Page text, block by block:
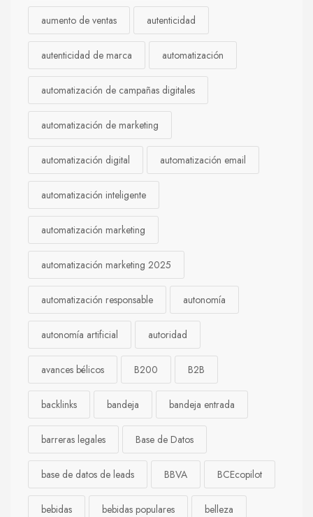
aumento de ventas autenticidad
autenticidad de marca automatización
automatización de campañas digitales
automatización de marketing
automatización digital automatización email
automatización inteligente
automatización marketing
automatización marketing 2025
automatización responsable autonomía
autonomía artificial autoridad
avances bélicos B200 B2B
backlinks bandeja bandeja entrada
barreras legales Base de Datos
base de datos de leads BBVA BCEcopilot
bebidas bebidas populares belleza